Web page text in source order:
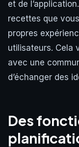
et de
recettes que
propres
utilisateurs. Cela
avec une
d’échanger des
Des